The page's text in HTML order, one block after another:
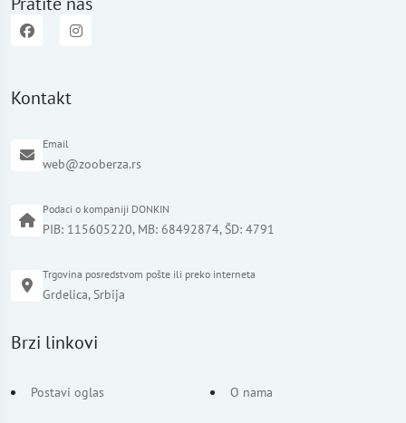
Kontakt
Email
web@zooberza.rs
Podaci o kompaniji DONKIN
PIB: 115605220, MB: 68492874, ŠD: 4791
Trgovina posredstvom pošte ili preko interneta
Grdelica, Srbija
Brzi linkovi
Postavi oglas O nama